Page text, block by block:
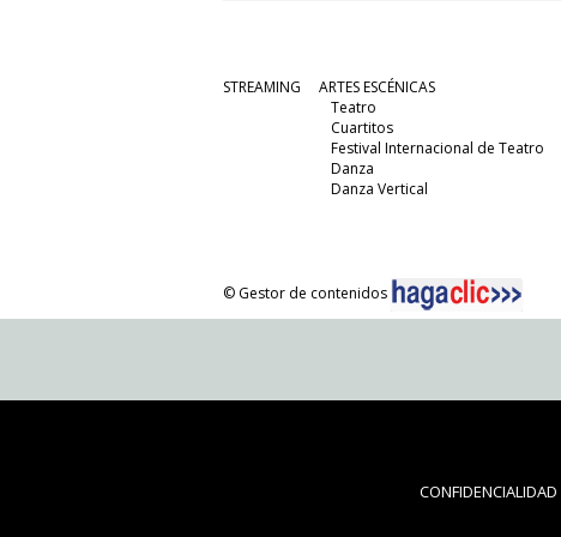
STREAMING
ARTES ESCÉNICAS
Teatro
Cuartitos
Festival Internacional de Teatro
Danza
Danza Vertical
© Gestor de contenidos
CONFIDENCIALIDAD